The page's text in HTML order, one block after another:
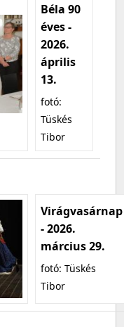
Béla 90
éves -
2026.
április
13.
fotó:
Tüskés
Tibor
Virágvasárnap
- 2026.
március 29.
fotó: Tüskés
Tibor